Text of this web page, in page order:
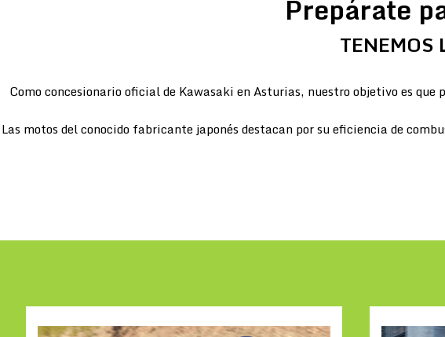
Prepárate
TENEMOS
Como concesionario oficial de Kawasaki en Asturias, nuestro objetivo es
Las motos del conocido fabricante japonés destacan por su eficiencia de